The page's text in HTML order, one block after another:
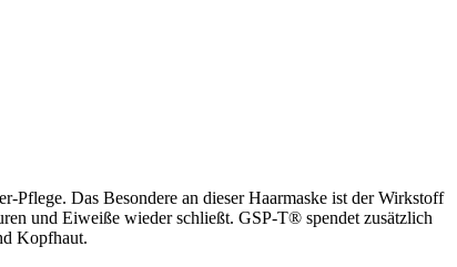
Pflege. Das Besondere an dieser Haarmaske ist der Wirkstoff
und Eiweiße wieder schließt. GSP-T® spendet zusätzlich
Kopfhaut.